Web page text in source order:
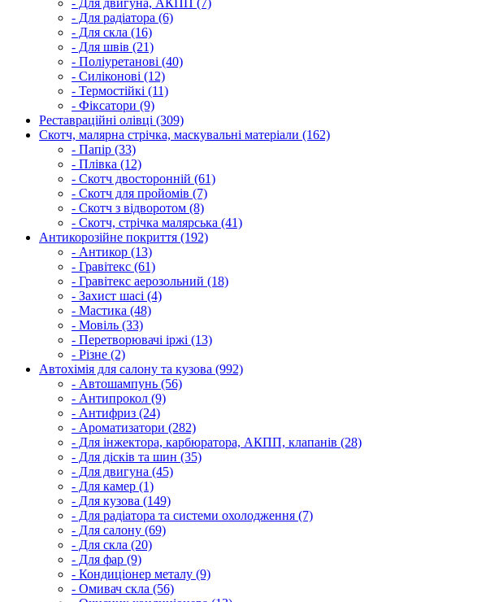
- Для радіатора (6)
- Для скла (16)
- Для швів (21)
- Поліуретанові (40)
- Силіконові (12)
- Термостійкі (11)
- Фіксатори (9)
Реставраційні олівці (309)
Скотч, малярна стрічка, маскувальні матеріали (162)
- Папір (33)
- Плівка (12)
- Скотч двосторонній (61)
- Скотч для пройомів (7)
- Скотч з відворотом (8)
- Скотч, стрічка малярська (41)
Антикорозійне покриття (192)
- Антикор (13)
- Гравітекс (61)
- Гравітекс аерозольний (18)
- Захист шасі (4)
- Мастика (48)
- Мовіль (33)
- Перетворювачі іржі (13)
- Різне (2)
Автохімія для салону та кузова (992)
- Автошампунь (56)
- Антипрокол (9)
- Антифриз (24)
- Ароматизатори (282)
- Для інжектора, карбюратора, АКПП, клапанів (28)
- Для дісків та шин (35)
- Для двигуна (45)
- Для камер (1)
- Для кузова (149)
- Для радіатора та системи охолодження (7)
- Для салону (69)
- Для скла (20)
- Для фар (9)
- Кондиціонер металу (9)
- Омивач скла (56)